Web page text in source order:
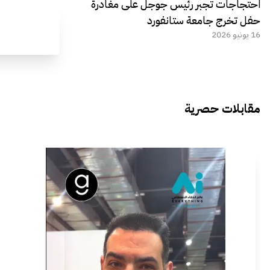
احتجاجات تجبر رئيس جوجل على مغادرة
حفل تخرج جامعة ستانفورد
16 يونيو 2026
مقابلات حصرية